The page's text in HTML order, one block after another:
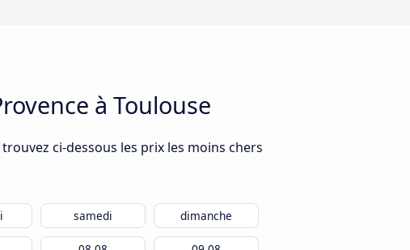
à Toulouse
ci-dessous les prix les moins chers
samedi dimanche